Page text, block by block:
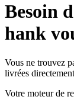
Besoin
hank
Vous ne trouvez
livrées
Votre moteur de